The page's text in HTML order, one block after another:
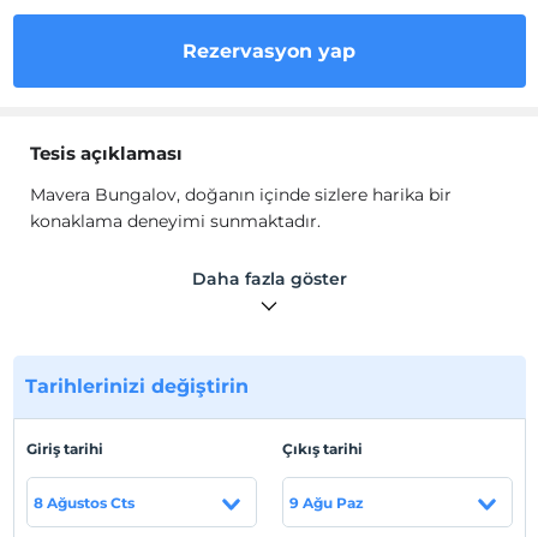
Rezervasyon yap
Tesis açıklaması
Mavera Bungalov, doğanın içinde sizlere harika bir
konaklama deneyimi sunmaktadır.
hissettirecek bir bungalov hayal edin. Kışın şöminesinde
ısınabilir, yazın ise çocuklarınız ile birlikte havuzun tadını
Tesis lokasyon bilgileri
Sakarya Sapanca'da konumlanmaktadır.
Daha fazla göster
Tarihlerinizi değiştirin
Giriş tarihi
8 Ağustos Cts
Çıkış tarihi
9 Ağu Paz